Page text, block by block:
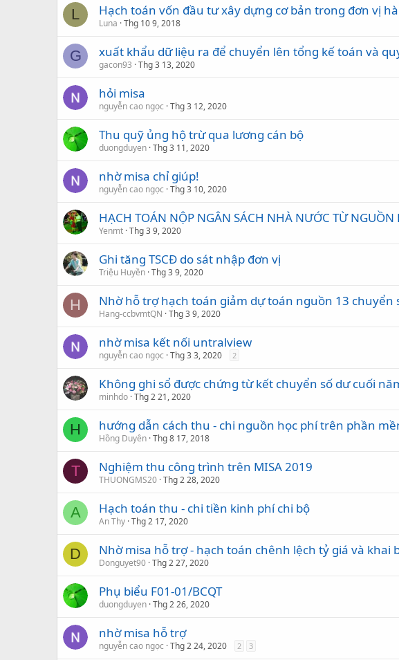
L Hạch toán vốn đầu tư xây dựng cơ bản trong đơn vị
Luna Thg 10 9, 2018
G xuất khẩu dữ liệu ra để chuyển lên tổng kế toán và
gacon93 Thg 3 13, 2020
hỏi misa
nguyễn cao ngọc Thg 3 12, 2020
Thu quỹ ủng hộ trừ qua lương cán bộ
duongduyen Thg 3 11, 2020
nhờ misa chỉ giúp!
nguyễn cao ngọc Thg 3 10, 2020
HẠCH TOÁN NỘP NGÂN SÁCH NHÀ NƯỚC TỪ NGUỒN
Yenmt Thg 3 9, 2020
Ghi tăng TSCĐ do sát nhập đơn vị
Triệu Huyền Thg 3 9, 2020
H Nhờ hỗ trợ hạch toán giảm dự toán nguồn 13 chuyển
Hang-ccbvmtQN Thg 3 9, 2020
nhờ misa kết nối untralview
nguyễn cao ngọc Thg 3 3, 2020 2
Không ghi sổ được chứng từ kết chuyển số dư cuối
minhdo Thg 2 21, 2020
H hướng dẫn cách thu - chi nguồn học phí trên phần
Hồng Duyên Thg 8 17, 2018
T Nghiệm thu công trình trên MISA 2019
THUONGMS20 Thg 2 28, 2020
A Hạch toán thu - chi tiền kinh phí chi bộ
An Thy Thg 2 17, 2020
D Nhờ misa hỗ trợ - hạch toán chênh lệch tỷ giá và khai
Donguyet90 Thg 2 27, 2020
Phụ biểu F01-01/BCQT
duongduyen Thg 2 26, 2020
nhờ misa hỗ trợ
nguyễn cao ngọc Thg 2 24, 2020 2 3